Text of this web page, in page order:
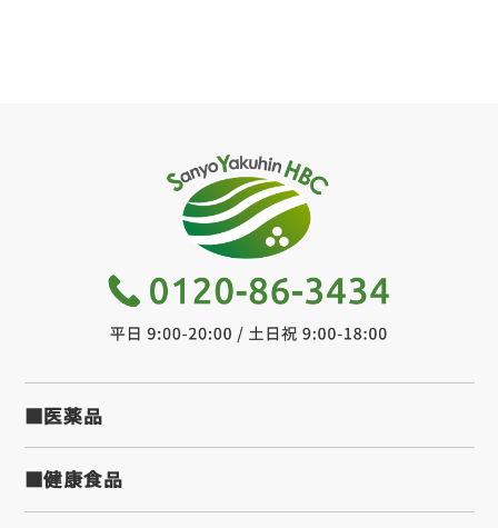
■医薬品
■健康食品